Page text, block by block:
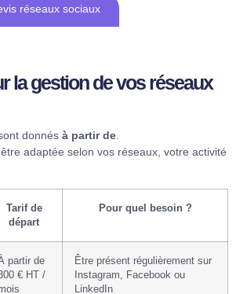
réseaux sociaux
la gestion de vos réseaux
donnés à partir de.
adaptée selon vos réseaux, votre activité
Tarif de
départ
Pour quel besoin ?
partir de
€ HT /
Être présent régulièrement sur
Instagram, Facebook ou
LinkedIn